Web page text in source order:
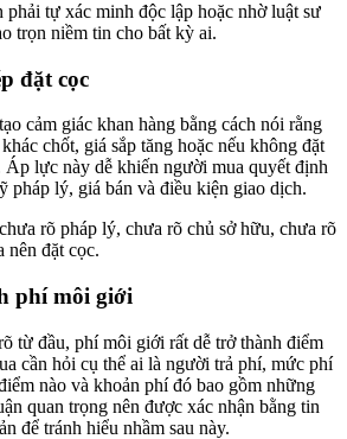
phải tự xác minh độc lập hoặc nhờ luật sư
trọn niềm tin cho bất kỳ ai.
đặt cọc
cảm giác khan hàng bằng cách nói rằng
chốt, giá sắp tăng hoặc nếu không đặt
Áp lực này dễ khiến người mua quyết định
pháp lý, giá bán và điều kiện giao dịch.
rõ pháp lý, chưa rõ chủ sở hữu, chưa rõ
nên đặt cọc.
phí môi giới
từ đầu, phí môi giới rất dễ trở thành điểm
cần hỏi cụ thể ai là người trả phí, mức phí
nào và khoản phí đó bao gồm những
quan trọng nên được xác nhận bằng tin
để tránh hiểu nhầm sau này.